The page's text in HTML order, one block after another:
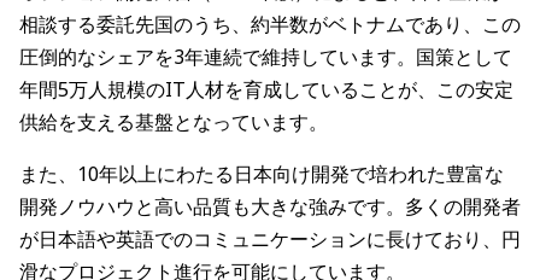
相談する委託先国のうち、約半数がベトナムであり、この
圧倒的なシェアを3年連続で維持しています。国策として
年間5万人規模のIT人材を育成していることが、この安定
供給を支える基盤となっています。
また、10年以上にわたる日本向け開発で培われた豊富な
開発ノウハウと高い品質も大きな強みです。多くの開発者
が日本語や英語でのコミュニケーションに長けており、円
滑なプロジェクト進行を可能にしています。